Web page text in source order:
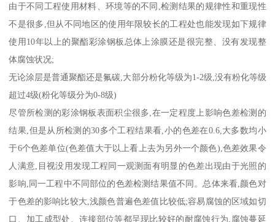
由于不同工程使用材料、环境等的不同,检测结果的规律性和重现性
不是很多,但从不同地区的使用年限较长的工程处也能发现如下规律
使用10年以上的聚酯彩涂钢板总体上涂膜还是很完整、没有发现整
体腐蚀状况;
无论涂层是普通聚酯还是氟碳,大部分粉化等级为1-2级,没有粉化等级
超过4级(粉化等级分为0-8级)
尽管所检测的彩涂钢板表面积尘很多,在一定程度上影响色差检测的
结果,但是从所检测的30多个工程结果看,小的色差在0.6,大多数均小
于6个色差单位(色差值大于以上看上去为另外一个颜色),色差效果令
人满意,目视没用发现工程同一观测面有明显的色差出现由于光照的
影响,同一工程中不同部位的色差检测结果值不同。总体来看,颜色对
于色差的影响比较大,浅颜色普遍色差值比较低;容易腐蚀的区域如切
口、加工成型处、连接部位等都呈现比较好的耐腐蚀行为,腐蚀蔓延